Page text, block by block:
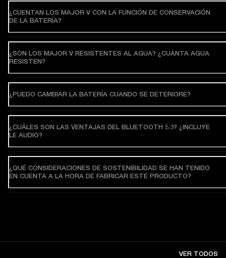
¿CUENTAN LOS MAJOR V CON LA FUNCIÓN DE CONSERVACIÓN
DE LA BATERÍA?
¿SON LOS MAJOR V RESISTENTES AL AGUA? ¿CUÁNTA AGUA
RESISTEN?
¿PUEDO CAMBIAR LA BATERÍA CUANDO SE DETERIORE?
¿CUÁLES SON LAS VENTAJAS DEL BLUETOOTH 5.3? ¿INCLUYE
LE AUDIO?
¿QUÉ CONSIDERACIONES DE SOSTENIBILIDAD SE HAN TENIDO
EN CUENTA A LA HORA DE FABRICAR ESTE PRODUCTO?
VER TODOS